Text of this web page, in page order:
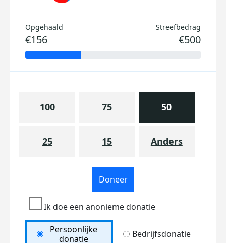
Opgehaald
€156
Streefbedrag
€500
100 75 50
25 15 Anders
Doneer
Ik doe een anonieme donatie
Persoonlijke
donatie
Bedrijfsdonatie